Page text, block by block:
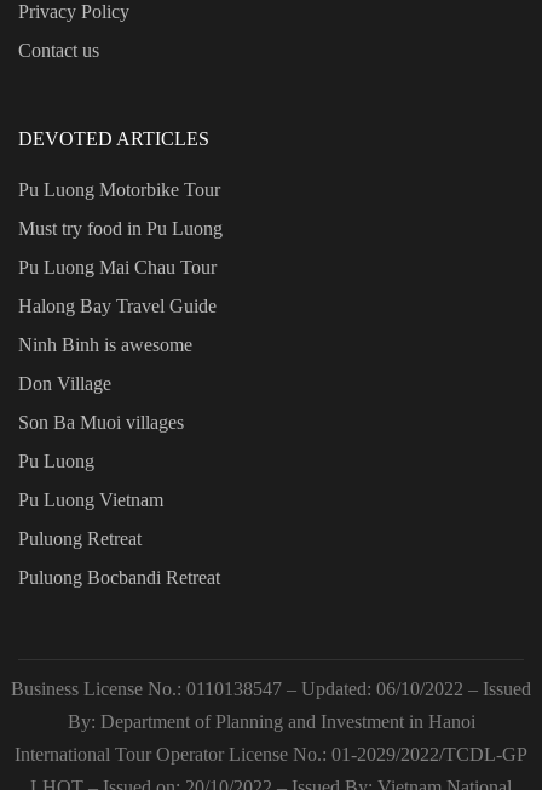
Privacy Policy
Contact us
DEVOTED ARTICLES
Pu Luong Motorbike Tour
Must try food in Pu Luong
Pu Luong Mai Chau Tour
Halong Bay Travel Guide
Ninh Binh is awesome
Don Village
Son Ba Muoi villages
Pu Luong
Pu Luong Vietnam
Puluong Retreat
Puluong Bocbandi Retreat
Business License No.: 0110138547 – Updated: 06/10/2022 – Issued
By: Department of Planning and Investment in Hanoi
International Tour Operator License No.: 01-2029/2022/TCDL-GP